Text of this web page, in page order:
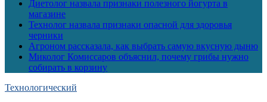
Диетолог назвала признаки полезного йогурта в
магазине
Технолог назвала признаки опасной для здоровья
черники
Агроном рассказала, как выбрать самую вкусную дыню
Миколог Комиссаров объяснил, почему грибы нужно
собирать в корзину
Технологический